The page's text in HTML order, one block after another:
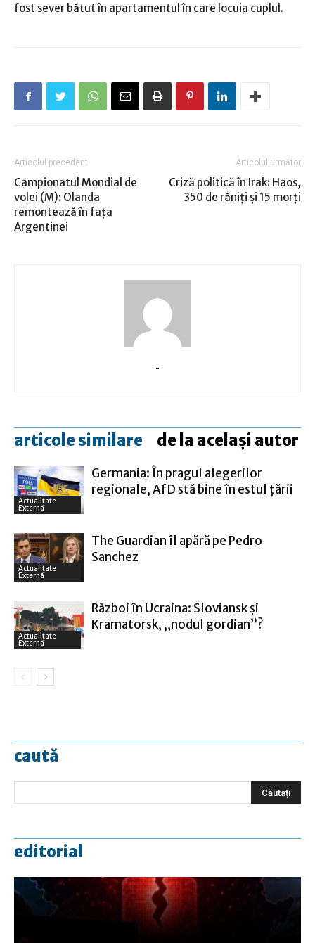
fost sever bătut în apartamentul în care locuia cuplul.
Articolul precedent
Campionatul Mondial de
volei (M): Olanda
remontează în faţa
Argentinei
Articolul următor
Criză politică în Irak: Haos,
350 de răniţi şi 15 morţi
-
articole similare de la același autor
Actualitate
Externă
Germania: În pragul alegerilor
regionale, AfD stă bine în estul ţării
Actualitate
Externă
The Guardian îl apără pe Pedro
Sanchez
Actualitate
Externă
Război în Ucraina: Sloviansk şi
Kramatorsk, „nodul gordian”?
caută
editorial